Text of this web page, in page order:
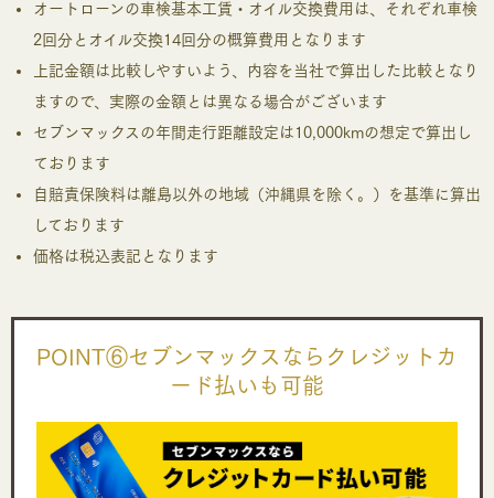
オートローンの車検基本工賃・オイル交換費用は、それぞれ車検
2回分とオイル交換14回分の概算費用となります
上記金額は比較しやすいよう、内容を当社で算出した比較となり
ますので、実際の金額とは異なる場合がございます
セブンマックスの年間走行距離設定は10,000kmの想定で算出し
ております
自賠責保険料は離島以外の地域（沖縄県を除く。）を基準に算出
しております
価格は税込表記となります
POINT⑥セブンマックスならクレジットカ
ード払いも可能